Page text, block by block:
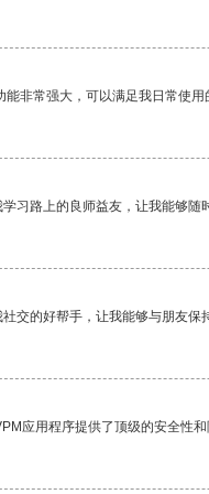
能非常强大，可以满足我日常使用
习路上的良师益友，让我能够随
交的好帮手，让我能够与朋友保
应用程序提供了顶级的安全性和